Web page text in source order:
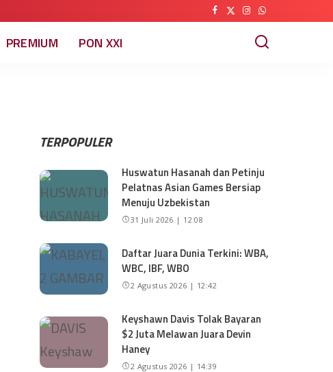
PREMIUM PON XXI
TERPOPULER
Huswatun Hasanah dan Petinju
Pelatnas Asian Games Bersiap
Menuju Uzbekistan
31 Juli 2026 | 12:08
Daftar Juara Dunia Terkini: WBA,
WBC, IBF, WBO
2 Agustus 2026 | 12:42
Keyshawn Davis Tolak Bayaran
$2 Juta Melawan Juara Devin
Haney
2 Agustus 2026 | 14:39